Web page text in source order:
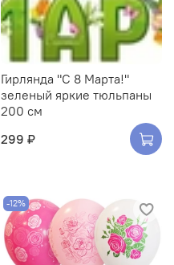
Гирлянда "С 8 Марта!"
зеленый яркие тюльпаны
200 см
299 ₽
-12%